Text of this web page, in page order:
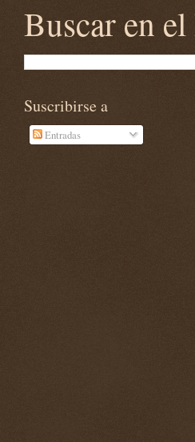
Buscar en
Suscribirse a
Entradas